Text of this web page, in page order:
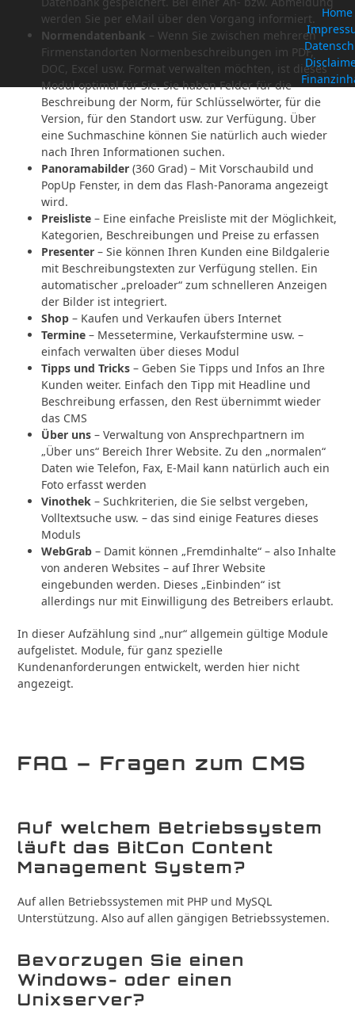
werden Sie per eMail über den Vorgang informiert.
Normendatenbank – Wenn Sie zwischen mehreren
Firmenstandorten Normenbeschreibungen im PDF,
DOC, Excel usw. Format verwalten möchten, ist dieses
Modul optimal für Sie. Sie haben Felder für die
Beschreibung der Norm, für Schlüsselwörter, für die
Version, für den Standort usw. zur Verfügung. Über
eine Suchmaschine können Sie natürlich auch wieder
nach Ihren Informationen suchen.
Panoramabilder (360 Grad) – Mit Vorschaubild und
PopUp Fenster, in dem das Flash-Panorama angezeigt
wird.
Preisliste – Eine einfache Preisliste mit der Möglichkeit,
Kategorien, Beschreibungen und Preise zu erfassen
Presenter – Sie können Ihren Kunden eine Bildgalerie
mit Beschreibungstexten zur Verfügung stellen. Ein
automatischer „preloader“ zum schnelleren Anzeigen
der Bilder ist integriert.
Shop – Kaufen und Verkaufen übers Internet
Termine – Messetermine, Verkaufstermine usw. –
einfach verwalten über dieses Modul
Tipps und Tricks – Geben Sie Tipps und Infos an Ihre
Kunden weiter. Einfach den Tipp mit Headline und
Beschreibung erfassen, den Rest übernimmt wieder
das CMS
Über uns – Verwaltung von Ansprechpartnern im
„Über uns“ Bereich Ihrer Website. Zu den „normalen“
Daten wie Telefon, Fax, E-Mail kann natürlich auch ein
Foto erfasst werden
Vinothek – Suchkriterien, die Sie selbst vergeben,
Volltextsuche usw. – das sind einige Features dieses
Moduls
WebGrab – Damit können „Fremdinhalte“ – also Inhalte
von anderen Websites – auf Ihrer Website
eingebunden werden. Dieses „Einbinden“ ist
allerdings nur mit Einwilligung des Betreibers erlaubt.
In dieser Aufzählung sind „nur“ allgemein gültige Module
aufgelistet. Module, für ganz spezielle
Kundenanforderungen entwickelt, werden hier nicht
angezeigt.
FAQ – Fragen zum CMS
Auf welchem Betriebssystem
läuft das BitCon Content
Management System?
Auf allen Betriebssystemen mit PHP und MySQL
Unterstützung. Also auf allen gängigen Betriebssystemen.
Bevorzugen Sie einen
Windows- oder einen
Unixserver?
Home